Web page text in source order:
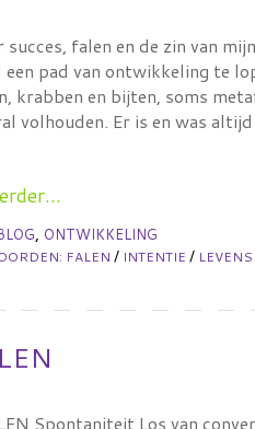
succes, falen en de zin van
een pad van ontwikkeling te
krabben en bijten, soms
volhouden. Er is en was
, ONTWIKKELING
FALEN / INTENTIE /
Spontaniteit Los van